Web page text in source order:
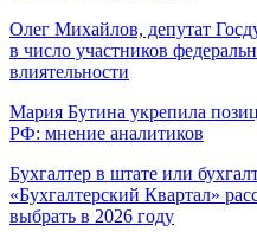
Олег Михайлов, депутат
в число участников
влиятельности
Мария Бутина укрепила
РФ: мнение аналитиков
Бухгалтер в штате или
«Бухгалтерский Квартал»
выбрать в 2026 году